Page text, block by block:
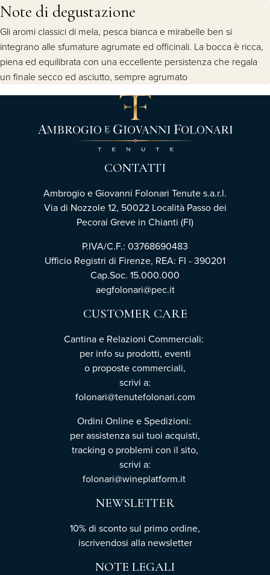
Note di degustazione
Gli aromi classici di mela, pesca bianca e mirabelle ben si
integrano alle sfumature agrumate ed officinali. La bocca è ricca,
piena ed equilibrata con una eccellente persistenza che regala
un finale secco ed asciutto, sempre agrumato
CONTATTI
Ambrogio e Giovanni Folonari Tenute s.a.r.l.
Via di Nozzole 12, 50022 Località Passo dei
Pecorai Greve in Chianti (FI)
P.IVA/C.F.: 03768690483
Ufficio Registri di Firenze, REA: FI - 390201
Cap.Soc. 15.000.000
aegfolonari@pec.it
CUSTOMER CARE
Cantina e Relazioni Commerciali:
per info su prodotti, eventi
o proposte commerciali,
scrivi a:
folonari@tenutefolonari.com
Ordini Online e Spedizioni:
per assistenza sui tuoi acquisti,
tracking o problemi con il sito,
scrivi a:
folonari@wineplatform.it
NEWSLETTER
10% di sconto sul primo ordine,
iscrivendosi alla newsletter
NOTE LEGALI